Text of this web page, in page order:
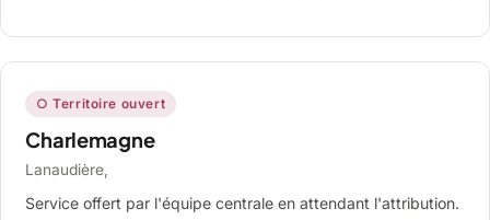
○ Territoire ouvert
Charlemagne
Lanaudière,
Service offert par l'équipe centrale en attendant l'attribution.